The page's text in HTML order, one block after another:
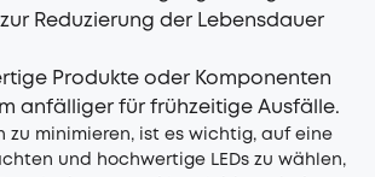
Reduzierung der Lebensdauer
Produkte oder Komponenten
anfälliger für frühzeitige Ausfälle.
zu minimieren, ist es wichtig, auf eine
und hochwertige LEDs zu wählen,